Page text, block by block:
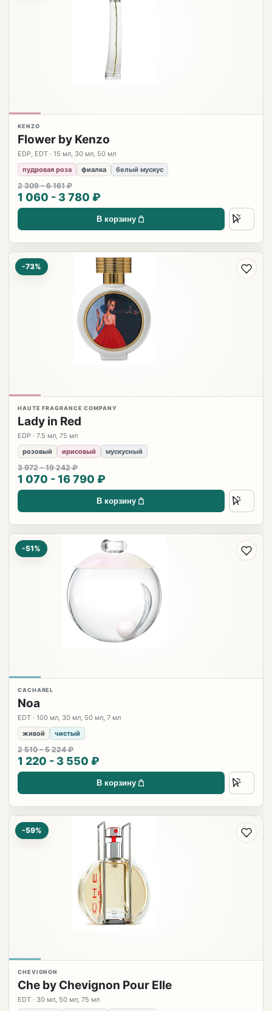
KENZO
Flower by Kenzo
EDP, EDT · 15 мл, 30 мл, 50 мл
пудровая роза
фиалка белый мускус
2 309 - 6 161 ₽
1 060 - 3 780 ₽
В корзину
-73%
HAUTE FRAGRANCE COMPANY
Lady in Red
EDP · 7.5 мл, 75 мл
розовый
ирисовый мускусный
3 972 - 19 242 ₽
1 070 - 16 790 ₽
В корзину
-51%
CACHAREL
Noa
EDT · 100 мл, 30 мл, 50 мл, 7 мл
живой
чистый
2 510 - 5 224 ₽
1 220 - 3 550 ₽
В корзину
-59%
CHEVIGNON
Che by Chevignon Pour Elle
EDT · 30 мл, 50 мл, 75 мл